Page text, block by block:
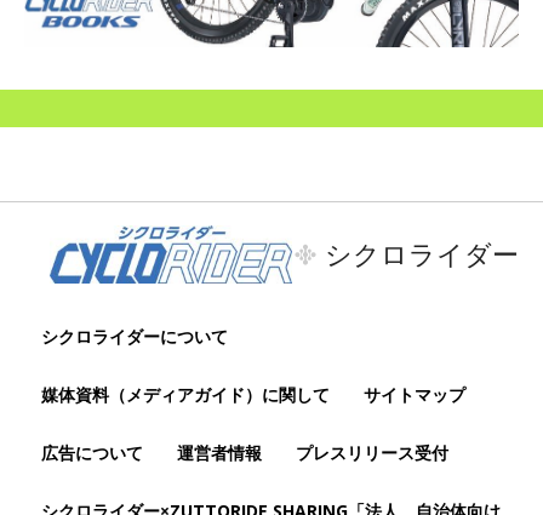
シクロライダー
シクロライダーについて
媒体資料（メディアガイド）に関して サイトマップ
広告について 運営者情報 プレスリリース受付